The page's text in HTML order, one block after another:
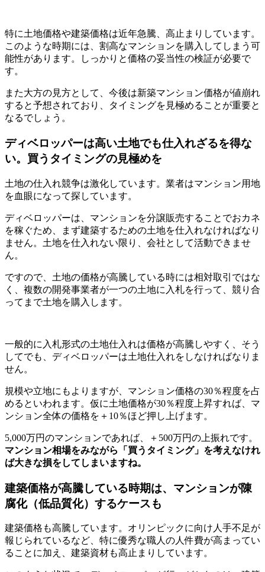
特に土地価格や建築価格は近年急騰、高止まりしています。
このような時期には、割高なマンションを購入してしまう可
能性があります。しっかりと価格の妥当性の検証が必要で
す。
また大方の見方として、今後は新築マンション価格が値崩れ
すると予想されており、タイミングを見極めることが重要と
なるでしょう。
ディベロッパーは高い土地でも仕入れざるを得な
い。買うタイミングの見極めを
土地の仕入れ競争は激化しています。業者はマンション用地
を血眼になって探しています。
ディベロッパーは、マンションを分譲販売することでおカネ
を稼ぐため、まず建築するための土地を仕入れなければなり
ません。土地を仕入れない限り、会社として活動できませ
ん。
ですので、土地の価格が高騰している時には相対取引ではな
く、複数の開発事業者が一つの土地に入札を行って、競り合
ってまで土地を購入します。
一般的に入札形式の土地仕入れは価格が高騰しやすく、そう
してでも、ディベロッパーは土地仕入れをしなければなりま
せん。
規模や立地にもよりますが、マンション価格の30％程度を占
めるといわれます。仮に土地価格が30％程度上昇すれば、マ
ンション全体の価格を＋10％ほど押し上げます。
5,000万円のマンションであれば、＋500万円の上振れです。
マンション相場をみながら「買うタイミング」を考えなけれ
ば大きな損をしてしまいますね。
建築価格が高騰している時期は、マンションが陳
腐化（低品質化）するケースも
建築価格も高騰しています。オリンピックに向け人手不足が
報じられているなど、特に優秀な職人の人件費が高まってい
ることに加え、建築資材も高止まりしています。